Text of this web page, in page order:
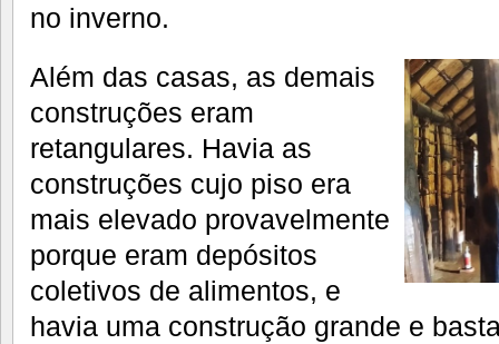
no inverno.
Além das casas, as demais
construções eram
retangulares. Havia as
construções cujo piso era
mais elevado provavelmente
porque eram depósitos
coletivos de alimentos, e
havia uma construção grande e